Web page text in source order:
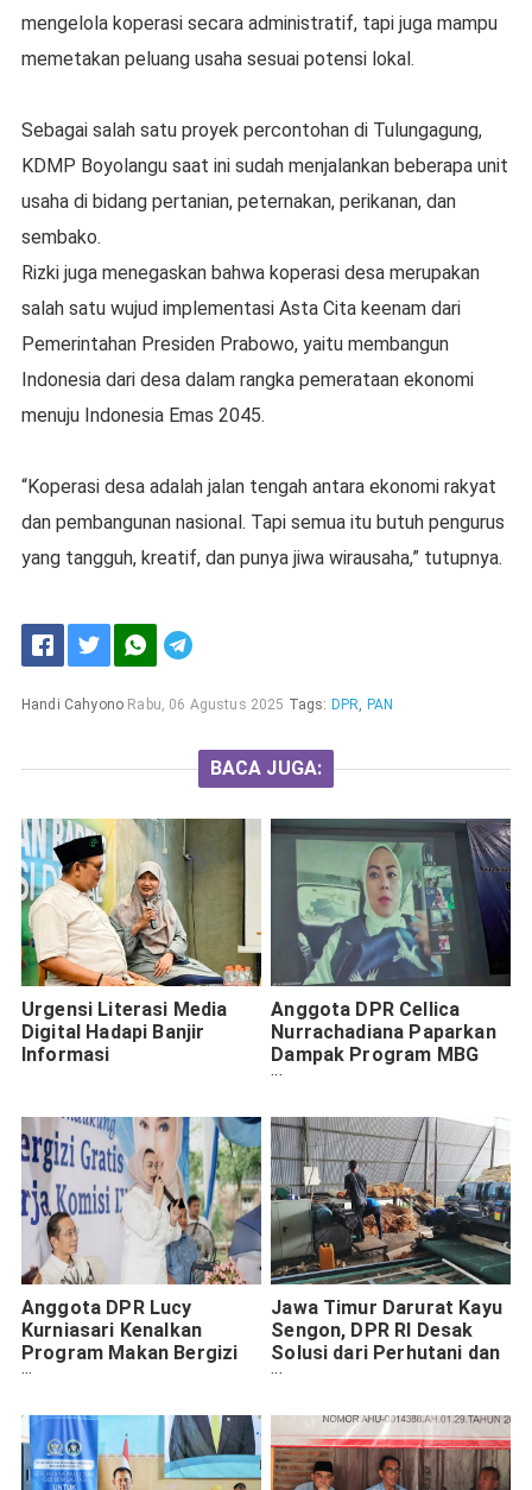
mengelola koperasi secara administratif, tapi juga mampu
memetakan peluang usaha sesuai potensi lokal.
Sebagai salah satu proyek percontohan di Tulungagung,
KDMP Boyolangu saat ini sudah menjalankan beberapa unit
usaha di bidang pertanian, peternakan, perikanan, dan
sembako.
Rizki juga menegaskan bahwa koperasi desa merupakan
salah satu wujud implementasi Asta Cita keenam dari
Pemerintahan Presiden Prabowo, yaitu membangun
Indonesia dari desa dalam rangka pemerataan ekonomi
menuju Indonesia Emas 2045.
“Koperasi desa adalah jalan tengah antara ekonomi rakyat
dan pembangunan nasional. Tapi semua itu butuh pengurus
yang tangguh, kreatif, dan punya jiwa wirausaha,” tutupnya.
Handi Cahyono Rabu, 06 Agustus 2025 Tags: DPR, PAN
BACA JUGA:
Urgensi Literasi Media
Digital Hadapi Banjir
Informasi
Anggota DPR Cellica
Nurrachadiana Paparkan
Dampak Program MBG
Menyongsong Generasi
Anggota DPR Lucy
Kurniasari Kenalkan
Program Makan Bergizi
Gratis di Sidoarjo, Sasar
Jawa Timur Darurat Kayu
Sengon, DPR RI Desak
Solusi dari Perhutani dan
PTPN